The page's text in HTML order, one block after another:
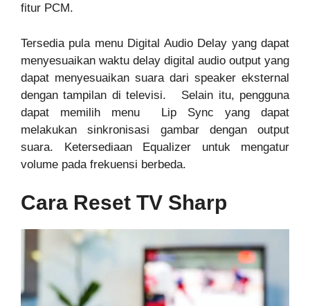
fitur PCM.
Tersedia pula menu Digital Audio Delay yang dapat
menyesuaikan waktu delay digital audio output yang
dapat menyesuaikan suara dari speaker eksternal
dengan tampilan di televisi. Selain itu, pengguna
dapat memilih menu Lip Sync yang dapat
melakukan sinkronisasi gambar dengan output
suara. Ketersediaan Equalizer untuk mengatur
volume pada frekuensi berbeda.
Cara Reset TV Sharp